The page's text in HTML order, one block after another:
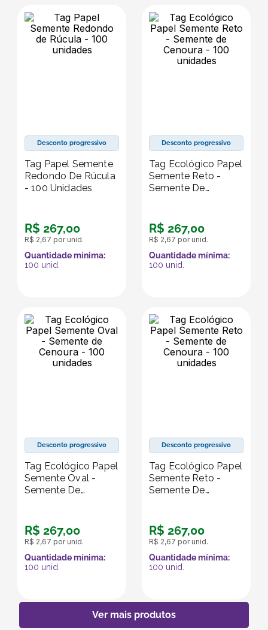
Desconto progressivo
Tag Papel Semente
Redondo De Rúcula
- 100 Unidades
R$ 267,00
R$ 2,67 por unid.
Quantidade mínima:
100 unid.
Desconto progressivo
Tag Ecológico Papel
Semente Reto -
Semente De
R$ 267,00
R$ 2,67 por unid.
Quantidade mínima:
100 unid.
Desconto progressivo
Tag Ecológico Papel
Semente Oval -
Semente De
R$ 267,00
R$ 2,67 por unid.
Quantidade mínima:
100 unid.
Desconto progressivo
Tag Ecológico Papel
Semente Reto -
Semente De
R$ 267,00
R$ 2,67 por unid.
Quantidade mínima:
100 unid.